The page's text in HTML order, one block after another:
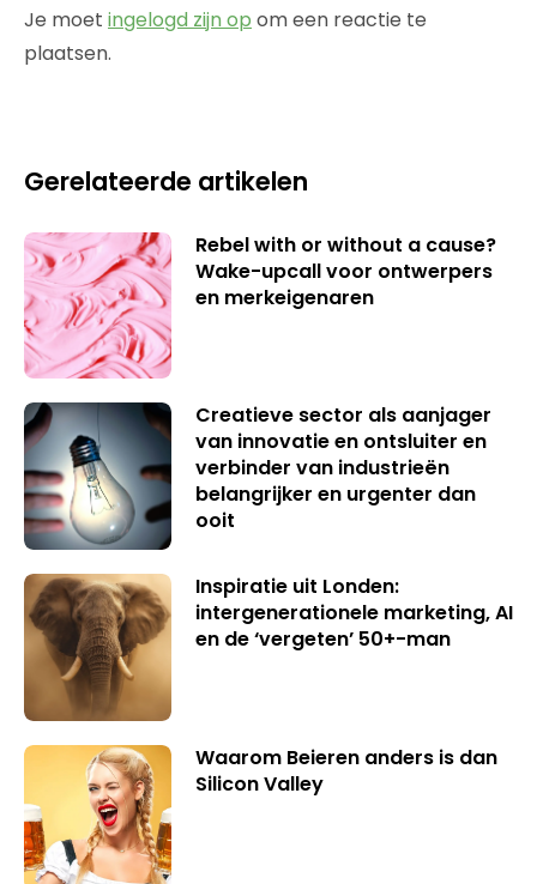
Je moet ingelogd zijn op om een reactie te
plaatsen.
Gerelateerde artikelen
Rebel with or without a cause?
Wake-upcall voor ontwerpers
en merkeigenaren
Creatieve sector als aanjager
van innovatie en ontsluiter en
verbinder van industrieën
belangrijker en urgenter dan
ooit
Inspiratie uit Londen:
intergenerationele marketing, AI
en de ‘vergeten’ 50+-man
Waarom Beieren anders is dan
Silicon Valley